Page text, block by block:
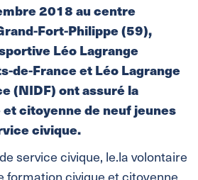
2018 au centre
Fort-Philippe (59),
Léo Lagrange
de-France et Léo Lagrange
(NIDF) ont assuré la
citoyenne de neuf jeunes
civique.
service civique, le.la volontaire